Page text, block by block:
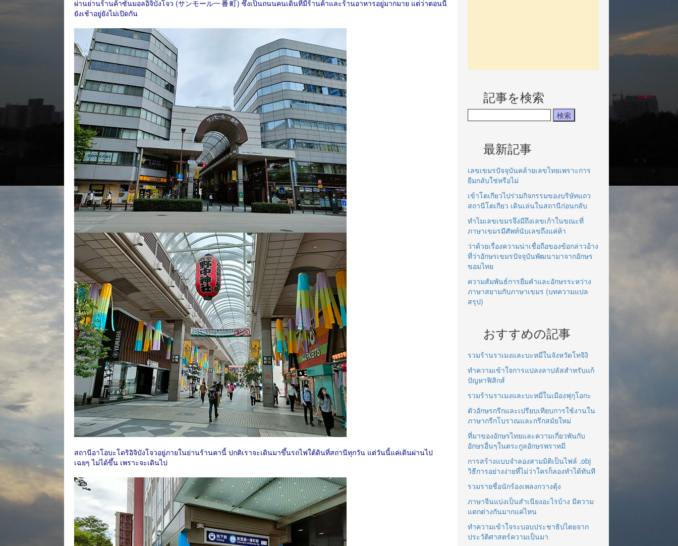
ผ่านย่านร้านค้าซันมอลอิจิบังโจว (サンモール一番町) ซึ่งเป็นถนนคนเดินที่มีร้านค้าและร้านอาหารอยู่มากมาย แต่ว่าตอนนี้
ยังเช้าอยู่ยังไม่เปิดกัน
สถานีอาโอบะโดริอิจิบังโจวอยู่ภายในย่านร้านคานี้ ปกติเราจะเดินมาขึ้นรถไฟใต้ดินที่สถานีทุกวัน แต่วันนี้แค่เดินผ่านไป
เฉยๆ ไม่ได้ขึ้น เพราะจะเดินไป
記事を検索
最新記事
เลขเขมรปัจจุบันคล้ายเลขไทยเพราะการ
ยืมกลับใช่หรือไม่
เข้าโตเกียวไปร่วมกิจกรรมของบริษัทแถว
สถานีโตเกียว เดินเล่นในสถานีก่อนกลับ
ทำไมเลขเขมรจึงมีถึงเลขเก้าในขณะที่
ภาษาเขมรมีศัพท์นับเลขถึงแค่ห้า
ว่าด้วยเรื่องความน่าเชื่อถือของข้อกล่าวอ้าง
ที่ว่าอักษรเขมรปัจจุบันพัฒนามาจากอักษร
ขอมไทย
ความสัมพันธ์การยืมคำและอักษรระหว่าง
ภาษาสยามกับภาษาเขมร (บทความแปล
สรุป)
おすすめの記事
รวมร้านราเมงและบะหมี่ในจังหวัดโทจิงิ
ทำความเข้าใจการแปลงลาปลัสสำหรับแก้
ปัญหาฟิสิกส์
รวมร้านราเมงและบะหมี่ในเมืองฟุกุโอกะ
ตัวอักษรกรีกและเปรียบเทียบการใช้งานใน
ภาษากรีกโบราณและกรีกสมัยใหม่
ที่มาของอักษรไทยและความเกี่ยวพันกับ
อักษรอื่นๆในตระกูลอักษรพราหมี
การสร้างแบบจำลองสามมิติเป็นไฟล์ .obj
วิธีการอย่างง่ายที่ไม่ว่าใครก็ลองทำได้ทันที
รวมรายชื่อนักร้องเพลงกวางตุ้ง
ภาษาจีนแบ่งเป็นสำเนียงอะไรบ้าง มีความ
แตกต่างกันมากแค่ไหน
ทำความเข้าใจระบอบประชาธิปไตยจาก
ประวัติศาสตร์ความเป็นมา